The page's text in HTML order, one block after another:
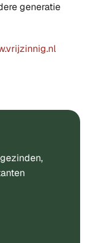
generatie